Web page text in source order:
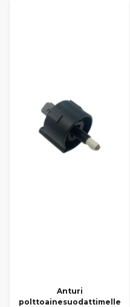
Anturi
polttoainesuodattimelle